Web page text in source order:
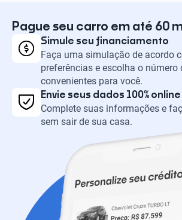
Pague seu carro em até 60
Simule seu financiamento
Faça uma simulação de acordo
preferências e escolha o número
convenientes para você.
Envie seus dados 100% online
Complete suas informações e
sem sair de sua casa.